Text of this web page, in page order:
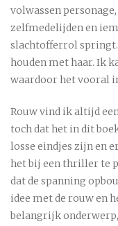
volwassen
zelfmedelijden en
slachtofferrol
houden met haar. Ik
waardoor het vooral
Rouw vind ik altijd
toch dat het in dit
losse eindjes zijn en
het bij een thriller te
dat de spanning
idee met de rouw en
belangrijk